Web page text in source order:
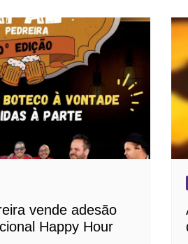
vende adesão
Happy Hour